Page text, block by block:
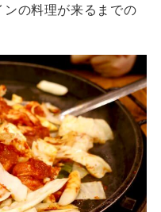
の料理が来るまでの